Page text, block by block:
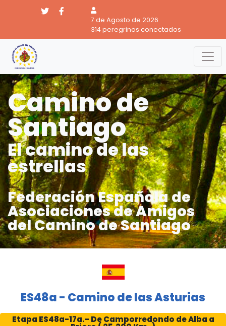
7 de Agosto de 2026
314 peregrinos conectados
Camino de
Santiago
El camino de las
estrellas
Federación Española de
Asociaciones de Amigos
del Camino de Santiago
ES48a - Camino de las Asturias
Etapa ES48a-17a.- De Camporredondo de Alba a